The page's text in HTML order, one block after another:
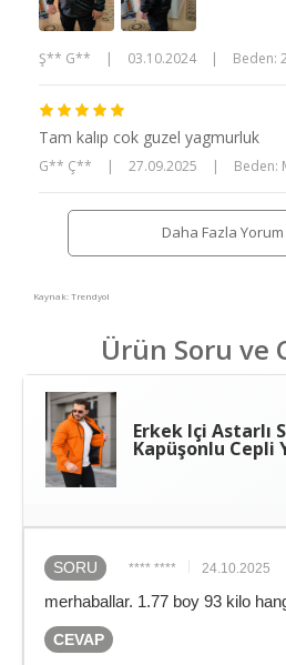
Ş** G** | 03.10.2024 | Beden:
Tam kalıp cok guzel yagmurluk
G** Ç** | 27.09.2025 | Beden:
Daha Fazla
Kaynak: Trendyol
Ürün Soru ve
Erkek Içi Astarlı
Kapüşonlu Cepli
SORU **** **** 24.10.2025
merhaballar. 1.77 boy 93 kilo
CEVAP